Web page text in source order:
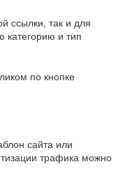
ссылки, так и для
категорию и тип
по кнопке
сайта или
трафика можно